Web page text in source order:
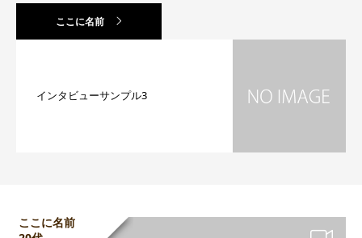
ここに名前
インタビューサンプル3
ここに名前